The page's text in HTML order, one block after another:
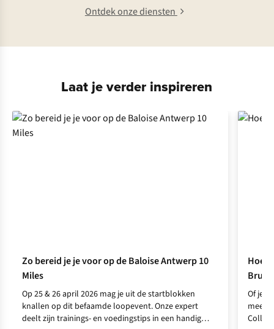
Ontdek onze diensten
Laat je verder inspireren
Zo bereid je je voor op de Baloise Antwerp 10
Miles
Op 25 & 26 april 2026 mag je uit de startblokken
knallen op dit befaamde loopevent. Onze expert
deelt zijn trainings- en voedingstips in een handig
Hoe
Of je
meer